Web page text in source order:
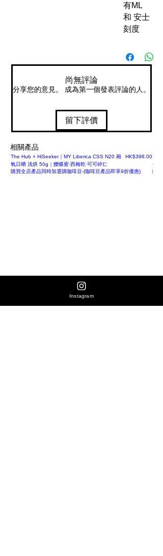
有ML
和 安士
刻度
尚無評論
分享您的意見。 成為第一個發表評論的人。
留下評價
相關產品
The Hub × HiSeeker｜MY Liberica CSS N20 厢
氧日晒 浅烘 50g｜鱳蝶蜜·西梅乾·可可碎仁
價格
HK$398.00
購買全店產品同時加選購咖啡豆-(咖啡豆產品即享9折優惠)
色
購
Instagram